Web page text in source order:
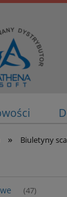
» Biuletyny
(47)